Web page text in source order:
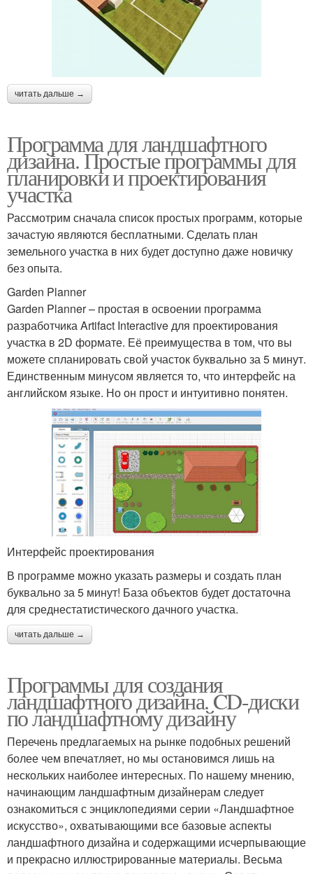
читать дальше →
Программа для ландшафтного
дизайна. Простые программы для
планировки и проектирования
участка
Рассмотрим сначала список простых программ, которые
зачастую являются бесплатными. Сделать план
земельного участка в них будет доступно даже новичку
без опыта.
Garden Planner
Garden Planner – простая в освоении программа
разработчика Artifact Interactive для проектирования
участка в 2D формате. Её преимущества в том, что вы
можете спланировать свой участок буквально за 5 минут.
Единственным минусом является то, что интерфейс на
английском языке. Но он прост и интуитивно понятен.
Интерфейс проектирования
В программе можно указать размеры и создать план
буквально за 5 минут! База объектов будет достаточна
для среднестатистического дачного участка.
читать дальше →
Программы для создания
ландшафтного дизайна. CD-диски
по ландшафтному дизайну
Перечень предлагаемых на рынке подобных решений
более чем впечатляет, но мы остановимся лишь на
нескольких наиболее интересных. По нашему мнению,
начинающим ландшафтным дизайнерам следует
ознакомиться с энциклопедиями серии «Ландшафтное
искусство», охватывающими все базовые аспекты
ландшафтного дизайна и содержащими исчерпывающие
и прекрасно иллюстрированные материалы. Весьма